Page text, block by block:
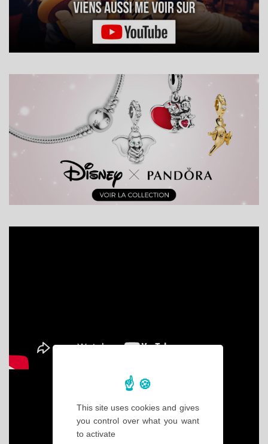
This site uses cookies and gives
you control over what you want
to activate